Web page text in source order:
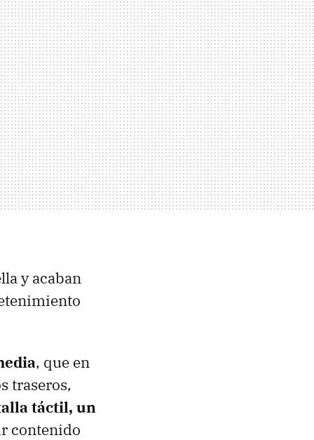
y acaban
, que en
traseros,
táctil, un
contenido